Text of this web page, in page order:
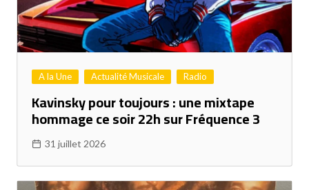
A la Une Actualité Musicale Radio
Kavinsky pour toujours : une mixtape
hommage ce soir 22h sur Fréquence 3
31 juillet 2026